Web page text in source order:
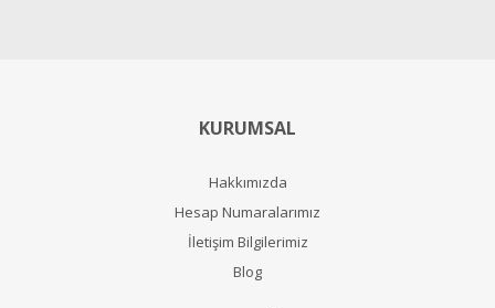
KURUMSAL
Hakkımızda
Hesap Numaralarımız
İletişim Bilgilerimiz
Blog